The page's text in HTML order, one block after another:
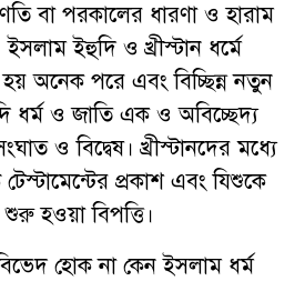
বা পরকালের ধারণা ও হারাম
ইহুদি ও খ্রীস্টান ধর্মে
অনেক পরে এবং বিচ্ছিন্ন নতুন
ধর্ম ও জাতি এক ও অবিচ্ছেদ্য
ও বিদ্বেষ। খ্রীস্টানদের মধ্যে
প্রকাশ এবং যিশুকে
হওয়া বিপত্তি।
হোক না কেন ইসলাম ধর্ম